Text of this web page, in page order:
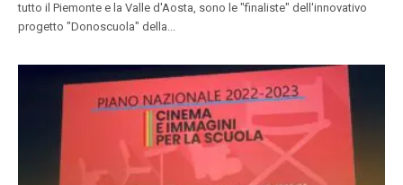
tutto il Piemonte e la Valle d'Aosta, sono le "finaliste" dell'innovativo
progetto "Donoscuola" della...